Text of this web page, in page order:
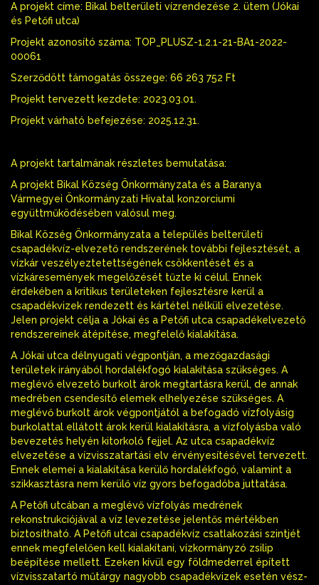
A projekt címe: Bikal belterületi vízrendezése 2. ütem (Jókai
és Petőfi utca)
Projekt azonosító száma: TOP_PLUSZ-1.2.1-21-BA1-2022-
00061
Szerződött támogatás összege: 66 263 752 Ft
Projekt tervezett kezdete: 2023.03.01.
Projekt várható befejezése: 2025.12.31.
A projekt tartalmának részletes bemutatása:
A projekt Bikal Község Önkormányzata és a Baranya
Vármegyei Önkormányzati Hivatal konzorciumi
együttműködésében valósul meg.
Bikal Község Önkormányzata a település belterületi
csapadékvíz-elvezető rendszerének további fejlesztését, a
vízkár veszélyeztetettségének csökkentését és a
vízkáresemények megelőzését tűzte ki célul. Ennek
érdekében a kritikus területeken fejlesztésre kerül a
csapadékvizek rendezett és kártétel nélküli elvezetése.
Jelen projekt célja a Jókai és a Petőfi utca csapadékelvezető
rendszereinek átépítése, megfelelő kialakítása.
A Jókai utca délnyugati végpontján, a mezőgazdasági
területek irányából hordalékfogó kialakítása szükséges. A
meglévő elvezető burkolt árok megtartásra kerül, de annak
medrében csendesítő elemek elhelyezése szükséges. A
meglévő burkolt árok végpontjától a befogadó vízfolyásig
burkolattal ellátott árok kerül kialakításra, a vízfolyásba való
bevezetés helyén kitorkoló fejjel. Az utca csapadékvíz
elvezetése a vízvisszatartási elv érvényesítésével tervezett.
Ennek elemei a kialakítása kerülő hordalékfogó, valamint a
szikkasztásra nem kerülő víz gyors befogadóba juttatása.
A Petőfi utcában a meglévő vízfolyás medrének
rekonstrukciójával a víz levezetése jelentős mértékben
biztosítható. A Petőfi utcai csapadékvíz csatlakozási szintjét
ennek megfelelően kell kialakítani, vízkormányzó zsilip
beépítése mellett. Ezeken kívül egy földmederrel épített
vízvisszatartó műtárgy nagyobb csapadékvizek esetén vész-